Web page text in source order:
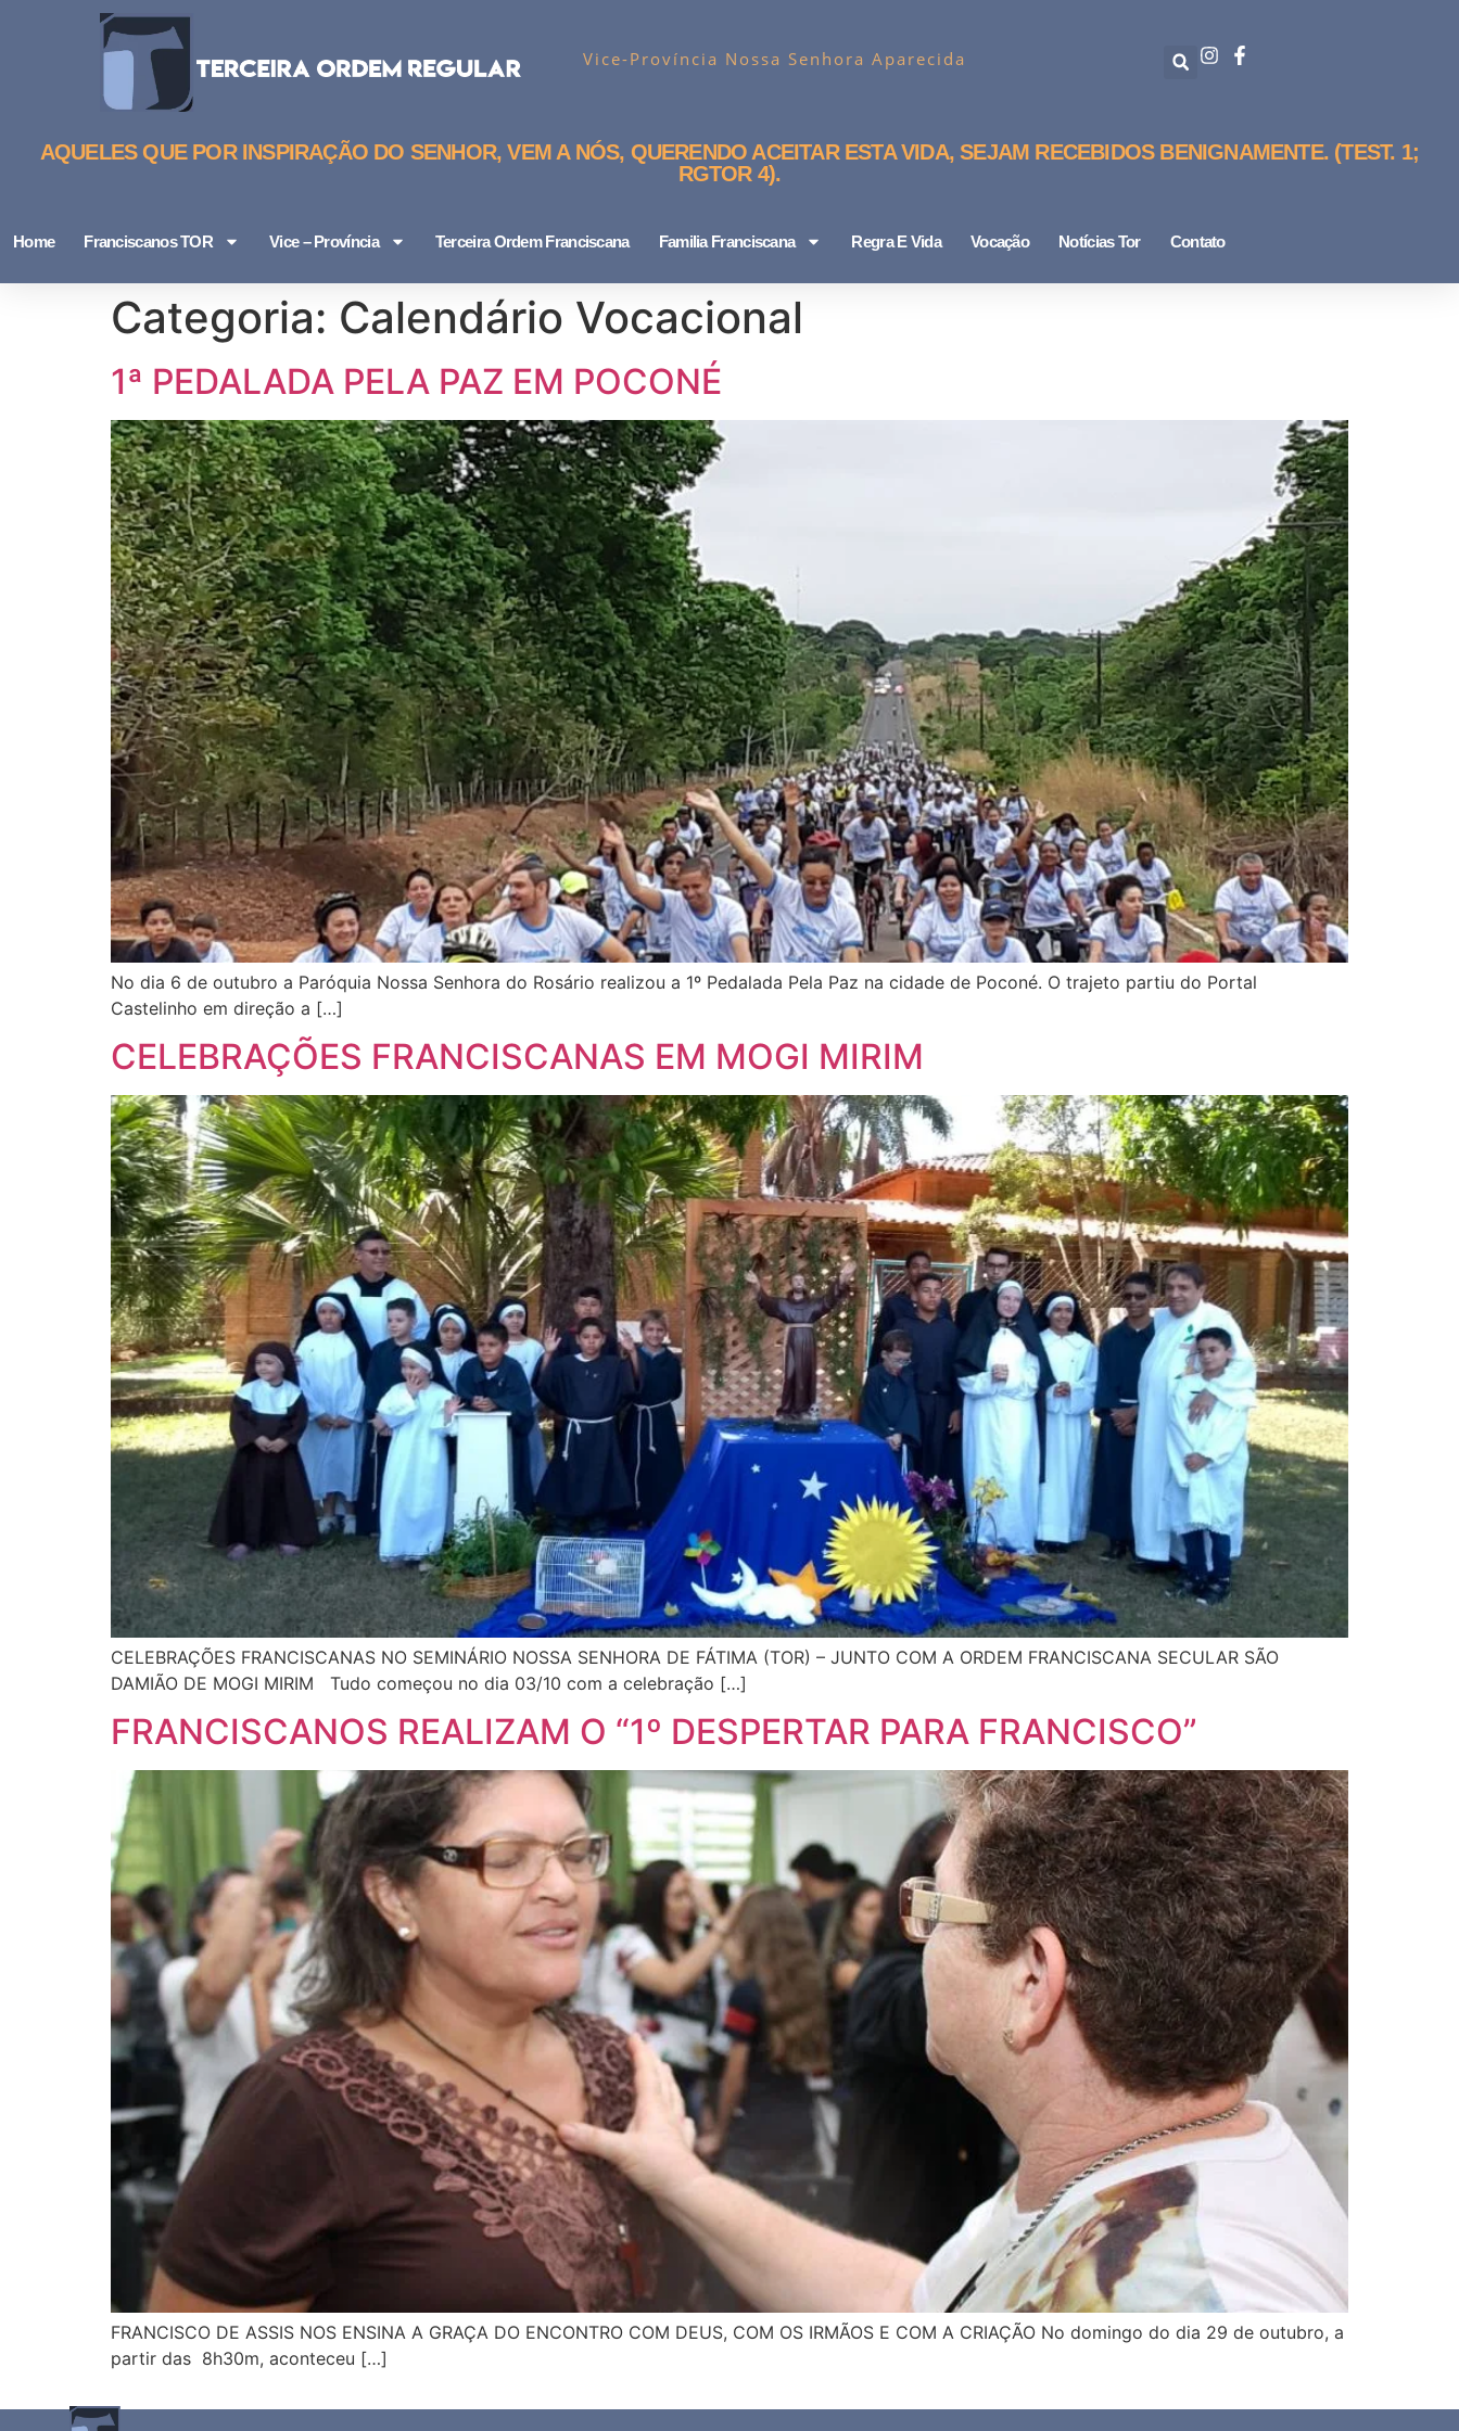
Vice-Província Nossa Senhora Aparecida
AQUELES QUE POR INSPIRAÇÃO DO SENHOR, VEM A NÓS, QUERENDO ACEITAR ESTA VIDA, SEJAM RECEBIDOS BENIGNAMENTE. (TEST. 1;
RGTOR 4).
Home Franciscanos TOR Vice – Província Terceira Ordem Franciscana Familia Franciscana Regra E Vida Vocação Notícias Tor Contato
Categoria: Calendário Vocacional
1ª PEDALADA PELA PAZ EM POCONÉ
No dia 6 de outubro a Paróquia Nossa Senhora do Rosário realizou a 1º Pedalada Pela Paz na cidade de Poconé. O trajeto partiu do Portal
Castelinho em direção a […]
CELEBRAÇÕES FRANCISCANAS EM MOGI MIRIM
CELEBRAÇÕES FRANCISCANAS NO SEMINÁRIO NOSSA SENHORA DE FÁTIMA (TOR) – JUNTO COM A ORDEM FRANCISCANA SECULAR SÃO
DAMIÃO DE MOGI MIRIM Tudo começou no dia 03/10 com a celebração […]
FRANCISCANOS REALIZAM O “1º DESPERTAR PARA FRANCISCO”
FRANCISCO DE ASSIS NOS ENSINA A GRAÇA DO ENCONTRO COM DEUS, COM OS IRMÃOS E COM A CRIAÇÃO No domingo do dia 29 de outubro, a
partir das 8h30m, aconteceu […]